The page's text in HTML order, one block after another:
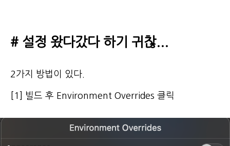
# 설정 왔다갔다 하기 귀찮...
2가지 방법이 있다.
[1] 빌드 후 Environment Overrides 클릭